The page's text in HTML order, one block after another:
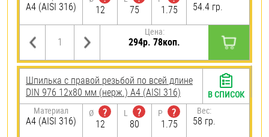
A4 (AISI 316)
12
75
1.75
54.4 гр.
Цена:
294р. 78коп.
Шпилька с правой резьбой по всей длине
DIN 976 12х80 мм (нерж.) A4 (AISI 316)
Материал
A4 (AISI 316)
Ø
?
12
L
?
80
P
?
1.75
Вес:
58 гр.
В СПИСОК